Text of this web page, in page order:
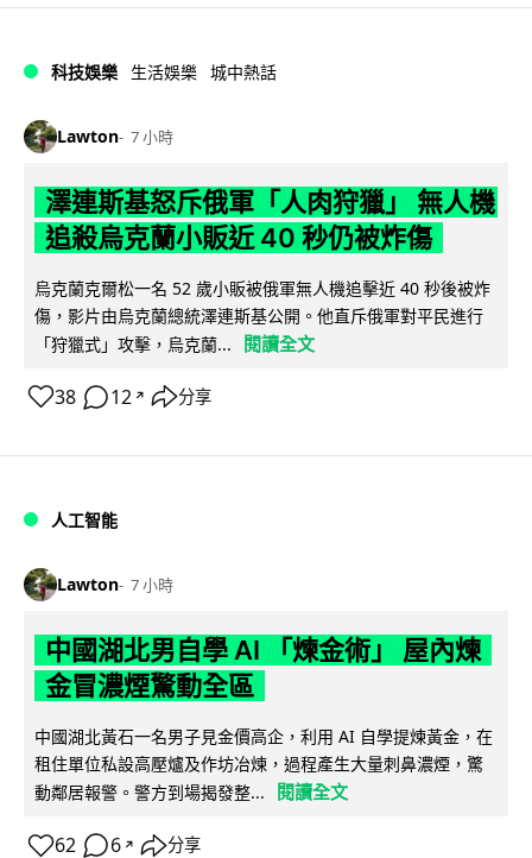
科技娛樂 生活娛樂 城中熱話
Lawton 7 小時
澤連斯基怒斥俄軍「人肉狩獵」 無人機
追殺烏克蘭小販近 40 秒仍被炸傷
烏克蘭克爾松一名 52 歲小販被俄軍無人機追擊近 40 秒後被炸
傷，影片由烏克蘭總統澤連斯基公開。他直斥俄軍對平民進行
「狩獵式」攻擊，烏克蘭...
閱讀全文
38 12 ↗ 分享
人工智能
Lawton 7 小時
中國湖北男自學 AI 「煉金術」 屋內煉
金冒濃煙驚動全區
中國湖北黃石一名男子見金價高企，利用 AI 自學提煉黃金，在
租住單位私設高壓爐及作坊冶煉，過程產生大量刺鼻濃煙，驚
動鄰居報警。警方到場揭發整...
閱讀全文
62 6 ↗ 分享